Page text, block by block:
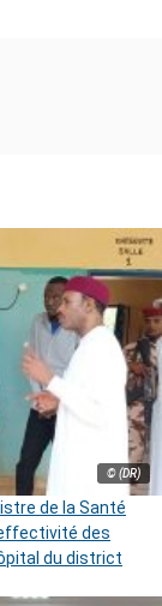
© (DR)
de la Santé
des
du district